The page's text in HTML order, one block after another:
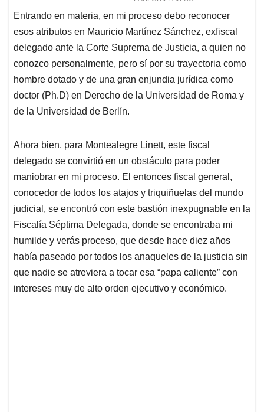
Entrando en materia, en mi proceso debo reconocer
esos atributos en Mauricio Martínez Sánchez, exfiscal
delegado ante la Corte Suprema de Justicia, a quien no
conozco personalmente, pero sí por su trayectoria como
hombre dotado y de una gran enjundia jurídica como
doctor (Ph.D) en Derecho de la Universidad de Roma y
de la Universidad de Berlín.
Ahora bien, para Montealegre Linett, este fiscal
delegado se convirtió en un obstáculo para poder
maniobrar en mi proceso. El entonces fiscal general,
conocedor de todos los atajos y triquiñuelas del mundo
judicial, se encontró con este bastión inexpugnable en la
Fiscalía Séptima Delegada, donde se encontraba mi
humilde y verás proceso, que desde hace diez años
había paseado por todos los anaqueles de la justicia sin
que nadie se atreviera a tocar esa “papa caliente” con
intereses muy de alto orden ejecutivo y económico.